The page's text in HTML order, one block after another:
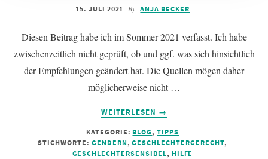
15. JULI 2021 By ANJA BECKER
Diesen Beitrag habe ich im Sommer 2021 verfasst. Ich habe
zwischenzeitlich nicht geprüft, ob und ggf. was sich hinsichtlich
der Empfehlungen geändert hat. Die Quellen mögen daher
möglicherweise nicht …
WEITERLESEN
INFOS
PLUGIN
GENDERHILFE
→
KATEGORIE: BLOG ,TIPPS
STICHWORTE: GENDERN ,GESCHLECHTERGERECHT,
GESCHLECHTERSENSIBEL, HILFE